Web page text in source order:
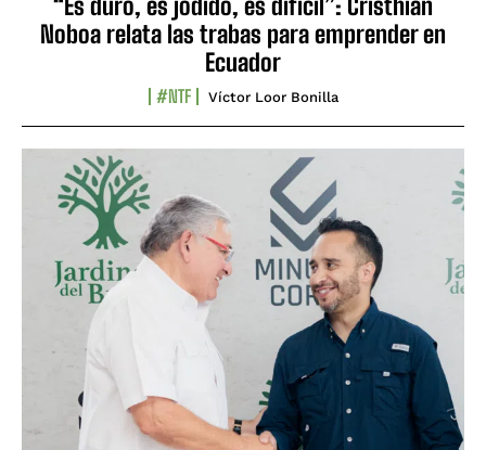
“Es duro, es jodido, es difícil”: Cristhian
Noboa relata las trabas para emprender en
Ecuador
#NTF Víctor Loor Bonilla